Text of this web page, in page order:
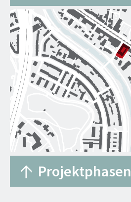
Projektphasen